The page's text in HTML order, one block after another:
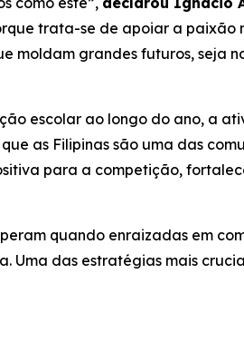
trata-se de apoiar a paixão
moldam grandes futuros, seja
escolar ao longo do ano, a
as Filipinas são uma das
para a competição,
quando enraizadas em
Uma das estratégias mais